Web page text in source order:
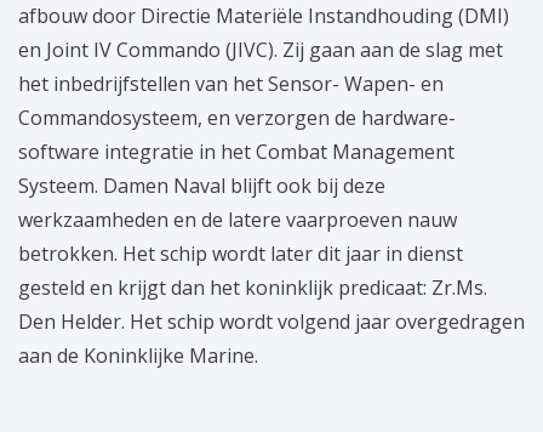
afbouw door Directie Materiële Instandhouding (DMI)
en Joint IV Commando (JIVC). Zij gaan aan de slag met
het inbedrijfstellen van het Sensor- Wapen- en
Commandosysteem, en verzorgen de hardware-
software integratie in het Combat Management
Systeem. Damen Naval blijft ook bij deze
werkzaamheden en de latere vaarproeven nauw
betrokken. Het schip wordt later dit jaar in dienst
gesteld en krijgt dan het koninklijk predicaat: Zr.Ms.
Den Helder. Het schip wordt volgend jaar overgedragen
aan de Koninklijke Marine.